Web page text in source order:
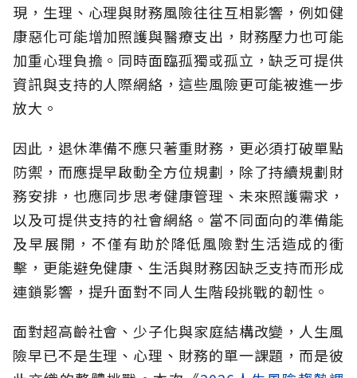
現，生理、心理與財務風險往往互相影響，例如健
康惡化可能增加照護與醫療支出，財務壓力也可能
加重心理負擔。同時面臨孤獨或孤立，缺乏可提供
資訊與支持的人際網絡，這些風險更可能被進一步
放大。
因此，退休準備不應只著重財務，更必須打破單點
防禦，而應提早啟動全方位規劃，除了持續規劃財
務安排，也應同步思考健康管理、未來照護需求，
以及可提供支持的社會網絡。當不同面向的準備能
及早展開，不僅有助於降低風險對生活造成的衝
擊，更能避免健康、生活與財務因缺乏支持而形成
連鎖影響，提升面對不同人生階段挑戰的韌性。
面對超高齡社會、少子化與家庭結構改變，人生風
險早已不是生理、心理、財務的單一課題，而是彼